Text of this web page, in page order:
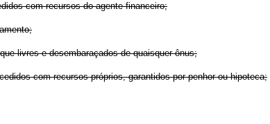
com recursos do agente financeiro;
livres e desembaraçados de quaisquer ônus;
com recursos próprios, garantidos por penhor ou hipoteca;